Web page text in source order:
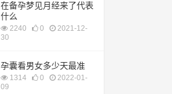
在备孕梦见月经来了代表
什么
2240 0
2021-12-
30
孕囊看男女多少天最准
1314 0
2022-01-
09